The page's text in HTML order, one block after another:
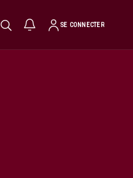
SE CONNECTER